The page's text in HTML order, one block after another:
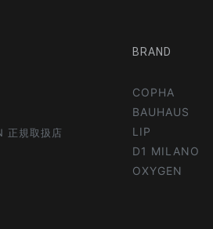
正規取扱店
BRAND
COPHA
BAUHAUS
LIP
D1 MILANO
OXYGEN